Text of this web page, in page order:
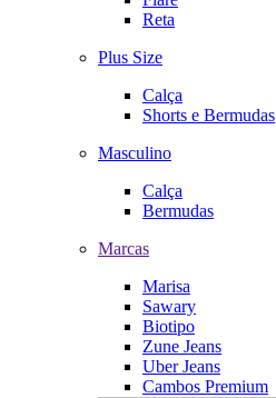
Reta
Plus Size
Calça
Shorts e Bermudas
Masculino
Calça
Bermudas
Marcas
Marisa
Sawary
Biotipo
Zune Jeans
Uber Jeans
Cambos Premium